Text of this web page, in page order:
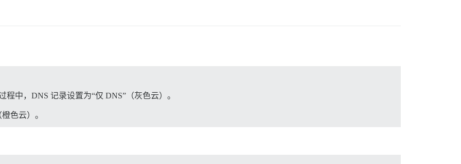
中，DNS 记录设置为“仅 DNS”（灰色云）。
色云）。